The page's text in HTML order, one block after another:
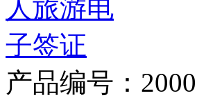
产品编号：